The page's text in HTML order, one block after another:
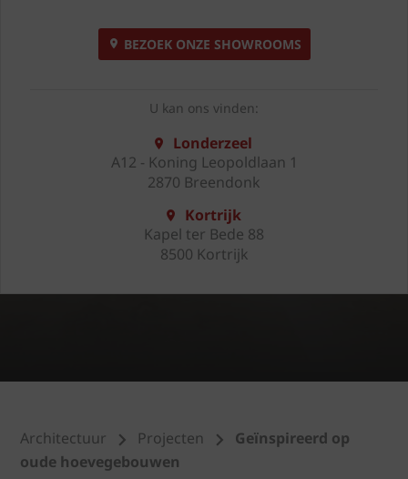
BEZOEK ONZE SHOWROOMS
U kan ons vinden:
Londerzeel
A12 - Koning Leopoldlaan 1
2870 Breendonk
Kortrijk
Kapel ter Bede 88
8500 Kortrijk
Architectuur Projecten
Geïnspireerd op
oude hoevegebouwen